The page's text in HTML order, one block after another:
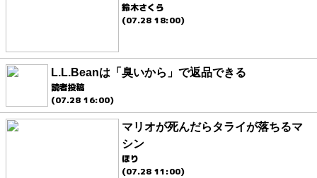
鈴木さくら
(07.28 18:00)
L.L.Beanは「臭いから」で返品できる
読者投稿
(07.28 16:00)
マリオが死んだらタライが落ちるマ
シン
ほり
(07.28 11:00)